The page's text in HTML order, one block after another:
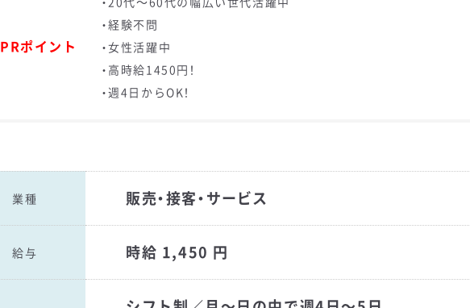
PRポイント
・経験不問
・女性活躍中
・高時給1450円！
・週4日からOK！
業種 販売・接客・サービス
給与 時給 1,450 円